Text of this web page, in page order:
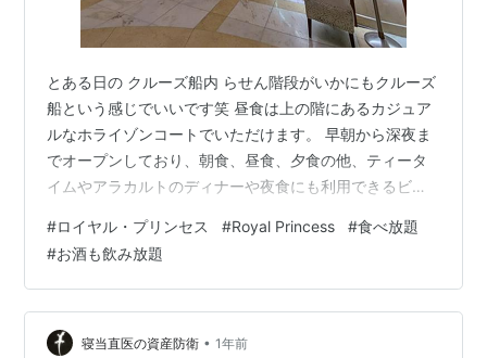
とある日の クルーズ船内 らせん階段がいかにもクルーズ
船という感じでいいです笑 昼食は上の階にあるカジュア
ルなホライゾンコートでいただけます。 早朝から深夜ま
でオープンしており、朝食、昼食、夕食の他、ティータ
イムやアラカルトのディナーや夜食にも利用できるビュ
立ち寄ることが出来ます。 食事時は混んでいますが、時
間をずらせば空いています。 野菜、サラダ、パン、デザ
ート 魚やお肉もあります。 まさに食べ放題・飲み放題で
す。 カジュアルレストランですが、味もなかなかイケて
ます。 上記のレストランとはまた別に、プールサイドに
#ロイヤル・プリンセス #Royal Princess #食べ放題
#お酒も飲み放題
寝当直医の資産防衛 • 1年前